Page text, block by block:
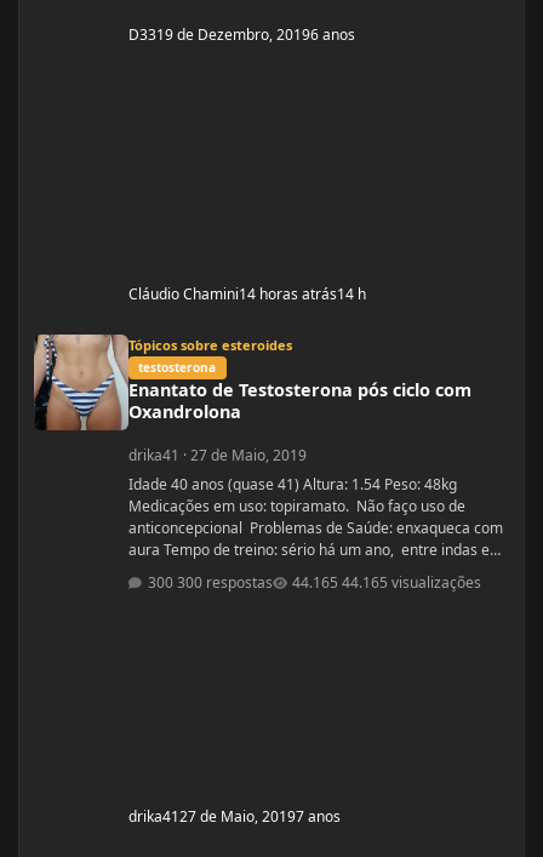
D3319 de Dezembro, 20196 anos
Cláudio Chamini14 horas atrás14 h
Tópicos sobre esteroides
testosterona
Enantato de Testosterona pós ciclo com
Oxandrolona
drika41 ·27 de Maio, 2019
Idade 40 anos (quase 41) Altura: 1.54 Peso: 48kg
Medicações em uso: topiramato. Não faço uso de
anticoncepcional Problemas de Saúde: enxaqueca com
aura Tempo de treino: sério há um ano, entre indas e
mg durante 8 semanas, após 10 mg até a 12° semana.
300 respostas 44.165 visualizações
drika4127 de Maio, 20197 anos